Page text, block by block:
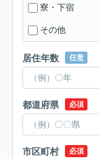
寮・下宿
その他
居住年数 任意
都道府県 必須
市区町村 必須